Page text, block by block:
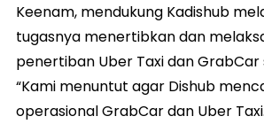
Keenam, mendukung Kadishub
tugasnya menertibkan dan
penertiban Uber Taxi dan GrabCar
“Kami menuntut agar Dishub
operasional GrabCar dan Uber